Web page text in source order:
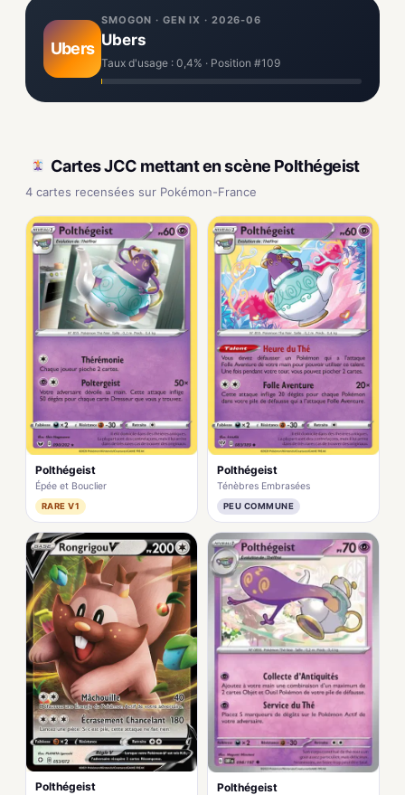
Ubers
SMOGON · GEN IX · 2026-06
Ubers
Taux d'usage : 0,4% · Position #109
Cartes JCC mettant en scène Polthégeist
4 cartes recensées sur Pokémon-France
Polthégeist
Épée et Bouclier
RARE V1
Polthégeist
Ténèbres Embrasées
PEU COMMUNE
Polthégeist Polthégeist